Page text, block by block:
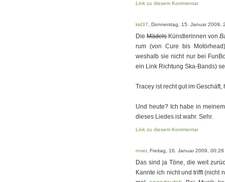
Link zu diesem Kommentar
kid37 , Donnerstag, 15. Januar 2009,
Die Mädels Künstlerinnen von
rum (von Cure bis
weshalb sie nicht nur bei
ein Link Richtung Ska-Bands)
Tracey ist recht gut im
Und heute? Ich habe in
dieses Liedes ist wahr. Sehr.
Link zu diesem Kommentar
nnier, Freitag, 16. Januar 2009, 00:28
Das sind ja Töne, die weit
Kannte ich nicht und trifft (nicht